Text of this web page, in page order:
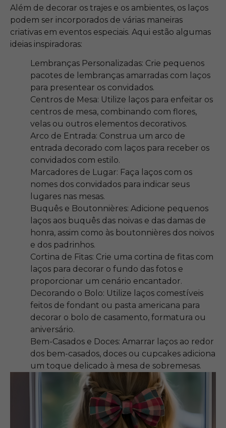
Além de decorar os trajes e os ambientes, os laços
podem ser incorporados de várias maneiras
criativas em eventos especiais. Aqui estão algumas
ideias inspiradoras:
Lembranças Personalizadas: Crie pequenos
pacotes de lembranças amarradas com laços
para presentear os convidados.
Centros de Mesa: Utilize laços para enfeitar os
centros de mesa, combinando com flores,
velas ou outros elementos decorativos.
Arco de Entrada: Construa um arco de
entrada decorado com laços para receber os
convidados com estilo.
Marcadores de Lugar: Faça laços com os
nomes dos convidados para indicar seus
lugares nas mesas.
Buquês e Boutonnières: Adicione pequenos
laços aos buquês das noivas e das damas de
honra, assim como às boutonnières dos noivos
e dos padrinhos.
Cortina de Fitas: Crie uma cortina de fitas com
laços para decorar o fundo das fotos e
proporcionar um cenário encantador.
Decorando o Bolo: Utilize laços comestíveis
feitos de fondant ou pasta americana para
decorar o bolo de casamento, formatura ou
aniversário.
Bem-Casados e Doces: Amarrar laços ao redor
dos bem-casados, doces ou cupcakes adiciona
um toque delicado à mesa de sobremesas.